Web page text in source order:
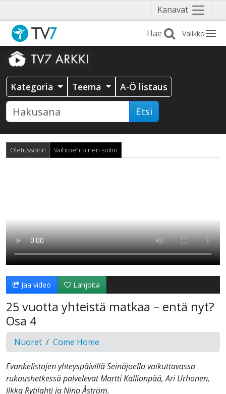
Kanavat Näytä
valikko
Valikko
Kategoria Teema A-Ö listaus
Etsi
Oletussoitin Vaihtoehtoinen soitin
Jaa video Lahjoita
25 vuotta yhteistä matkaa – entä nyt?
Osa 4
Nuoret Come Home
Evankelistojen yhteyspäivillä Seinäjoella vaikuttavassa
rukoushetkessä palvelevat Martti Kallionpää, Ari Urhonen,
Ilkka Rytilahti ja Nina Åström.